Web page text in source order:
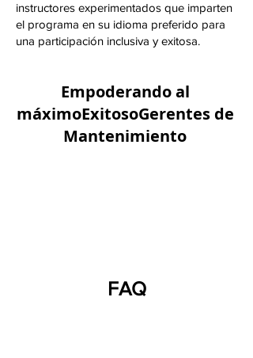
instructores experimentados que imparten
el programa en su idioma preferido para
una participación inclusiva y exitosa.
Empoderando al
máximoExitosoGerentes de
Mantenimiento
FAQ